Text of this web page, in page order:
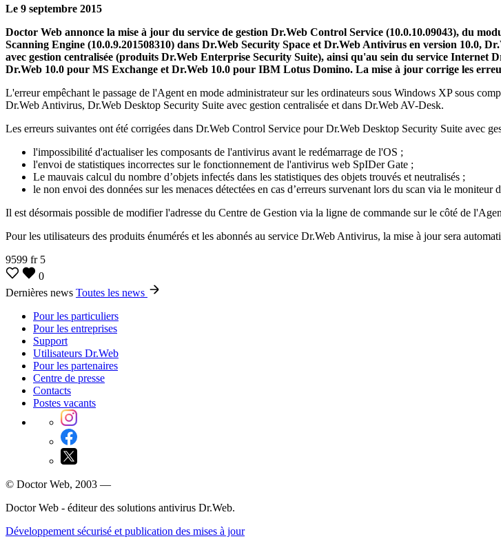
Le 9 septembre 2015
Doctor Web annonce la mise à jour du service de gestion Dr.Web Control Service (10.0.10.09043), du
Scanning Engine (10.0.9.201508310) dans Dr.Web Security Space et Dr.Web Antivirus en version 10.0,
avec gestion centralisée (produits Dr.Web Enterprise Security Suite), ainsi qu'au sein du service Internet
Dr.Web 10.0 pour MS Exchange et Dr.Web 10.0 pour IBM Lotus Domino. La mise à jour corrige les
L'erreur empêchant le passage de l'Agent en mode administrateur sur les ordinateurs sous Windows XP sous
Dr.Web Antivirus, Dr.Web Desktop Security Suite avec gestion centralisée et dans Dr.Web AV-Desk.
Les erreurs suivantes ont été corrigées dans Dr.Web Control Service pour Dr.Web Desktop Security Suite avec
l'impossibilité d'actualiser les composants de l'antivirus avant le redémarrage de l'OS ;
l'envoi de statistiques incorrectes sur le fonctionnement de l'antivirus web SpIDer Gate ;
Le mauvais calcul du nombre d’objets infectés dans les statistiques des objets trouvés et neutralisés ;
le non envoi des données sur les menaces détectées en cas d’erreurs survenant lors du scan via le moniteur
Il est désormais possible de modifier l'adresse du Centre de Gestion via la ligne de commande sur le côté de
Pour les utilisateurs des produits énumérés et les abonnés au service Dr.Web Antivirus, la mise à jour sera
9599 fr 5
0
Dernières news Toutes les news
Pour les particuliers
Pour les entreprises
Support
Utilisateurs Dr.Web
Pour les partenaires
Centre de presse
Contacts
Postes vacants
© Doctor Web, 2003 —
Doctor Web - éditeur des solutions antivirus Dr.Web.
Développement sécurisé et publication des mises à jour